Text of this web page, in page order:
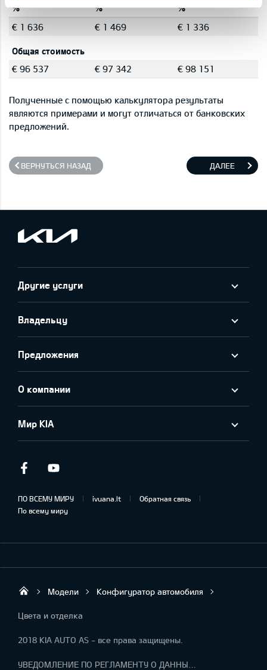
% %
%
€ 1 636
€ 1 469 € 1 336
Общая стоимость
€ 96 537
€ 97 342 € 98 151
Полученные с помощью калькулятора результаты
являются примерами и могут отличаться от банковских
предложений.
ВЕРНУТЬСЯ НАЗАД ДАЛЕЕ
Другие услуги
Владельцу
Предложения
О компании
Мир KIA
Facebook
ПО ВСЕМУ МИРУ ivuana.lt
Обратная связь
По всему миру
KIA AUTO AS
Модели Конфигуратор автомобиля
Цвета и отделка
2018 KIA AUTO AS - все права защищены.